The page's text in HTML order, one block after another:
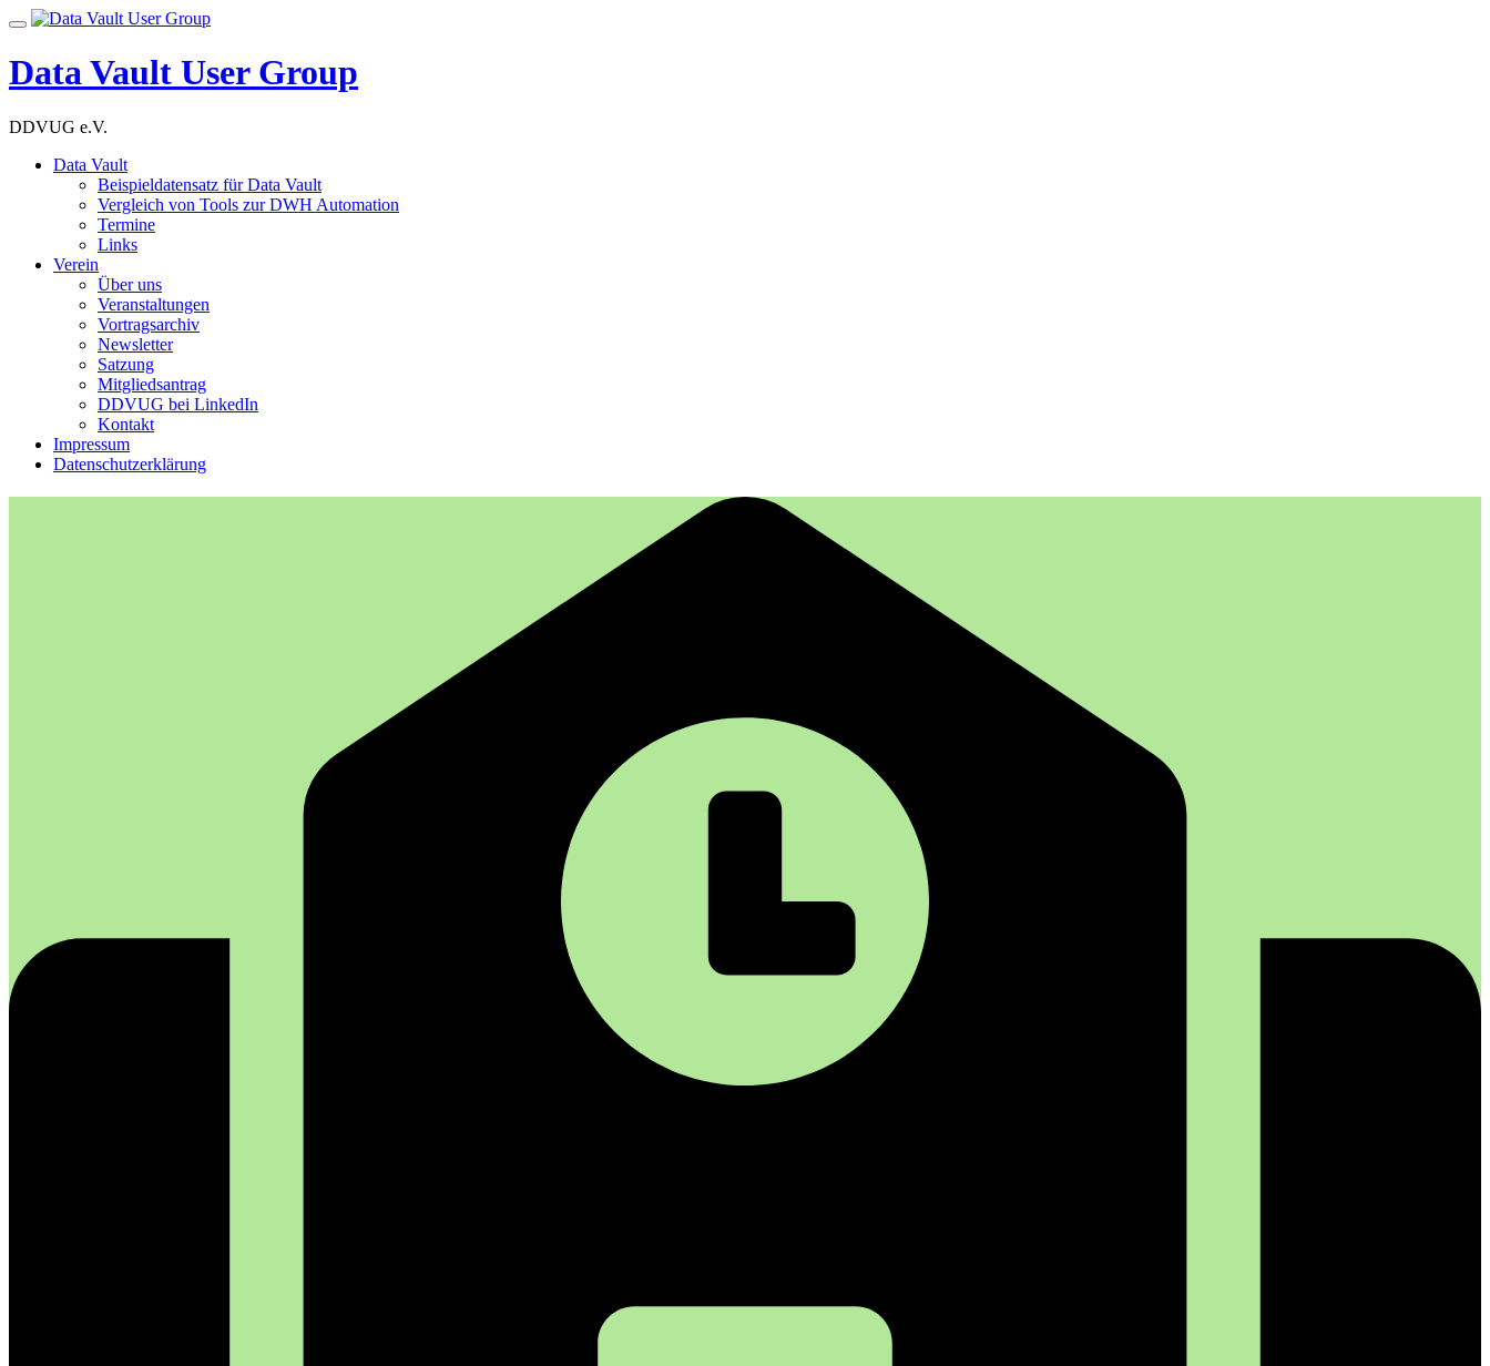
Skip
content
Toggle
Data Vault User Group
DDVUG e.V.
Data Vault
Beispieldatensatz für Data Vault
Vergleich von Tools zur DWH Automation
Termine
Links
Verein
Über uns
Veranstaltungen
Vortragsarchiv
Newsletter
Satzung
Mitgliedsantrag
DDVUG bei LinkedIn
Kontakt
Impressum
Datenschutzerklärung